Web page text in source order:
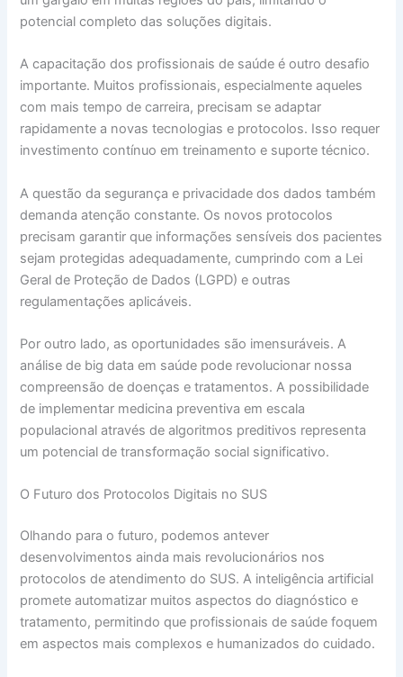
potencial completo das soluções digitais.
A capacitação dos profissionais de saúde é outro desafio
importante. Muitos profissionais, especialmente aqueles
com mais tempo de carreira, precisam se adaptar
rapidamente a novas tecnologias e protocolos. Isso requer
investimento contínuo em treinamento e suporte técnico.
A questão da segurança e privacidade dos dados também
demanda atenção constante. Os novos protocolos
precisam garantir que informações sensíveis dos pacientes
sejam protegidas adequadamente, cumprindo com a Lei
Geral de Proteção de Dados (LGPD) e outras
regulamentações aplicáveis.
Por outro lado, as oportunidades são imensuráveis. A
análise de big data em saúde pode revolucionar nossa
compreensão de doenças e tratamentos. A possibilidade
de implementar medicina preventiva em escala
populacional através de algoritmos preditivos representa
um potencial de transformação social significativo.
O Futuro dos Protocolos Digitais no SUS
Olhando para o futuro, podemos antever
desenvolvimentos ainda mais revolucionários nos
protocolos de atendimento do SUS. A inteligência artificial
promete automatizar muitos aspectos do diagnóstico e
tratamento, permitindo que profissionais de saúde foquem
em aspectos mais complexos e humanizados do cuidado.